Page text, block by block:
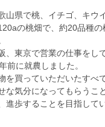
山県で桃、イチゴ、キウ
の桃畑で、約20品種
、東京で営業の仕事をし
前に就農しました。
を買っていただいたすべ
な気分になってもらうこ
進歩することを目指して